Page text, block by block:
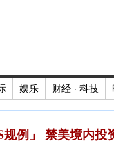
娱乐 财经 · 科技
例」 禁美境内投